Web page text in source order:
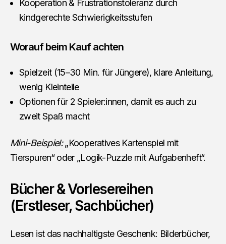
Kooperation & Frustrationstoleranz durch
kindgerechte Schwierigkeitsstufen
Worauf beim Kauf achten
Spielzeit (15–30 Min. für Jüngere), klare Anleitung,
wenig Kleinteile
Optionen für 2 Spieler:innen, damit es auch zu
zweit Spaß macht
Mini-Beispiel:„Kooperatives Kartenspiel mit
Tierspuren“ oder „Logik-Puzzle mit Aufgabenheft“.
Bücher & Vorlesereihen
(Erstleser, Sachbücher)
Lesen ist das nachhaltigste Geschenk: Bilderbücher,